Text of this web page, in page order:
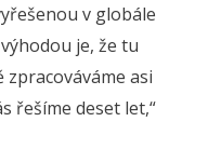
v globále
je, že tu
zpracováváme asi
řešíme deset let,“